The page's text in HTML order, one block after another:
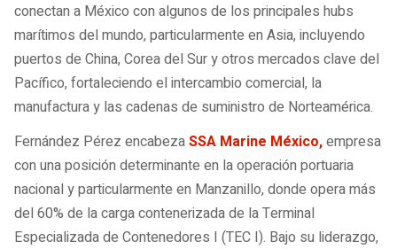
conectan a México con algunos de los principales hubs
marítimos del mundo, particularmente en Asia, incluyendo
puertos de China, Corea del Sur y otros mercados clave del
Pacífico, fortaleciendo el intercambio comercial, la
manufactura y las cadenas de suministro de Norteamérica.
Fernández Pérez encabezaSSA Marine México,empresa
con una posición determinante en la operación portuaria
nacional y particularmente en Manzanillo, donde opera más
del 60% de la carga contenerizada de la Terminal
Especializada de Contenedores I (TEC I). Bajo su liderazgo,